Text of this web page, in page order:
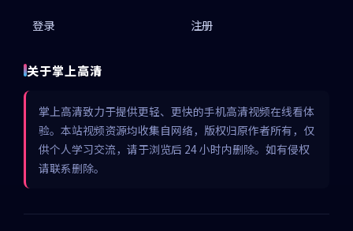
登录 注册
关于掌上高清
掌上高清致力于提供更轻、更快的手机高清视频在线看体
验。本站视频资源均收集自网络，版权归原作者所有，仅
供个人学习交流，请于浏览后 24 小时内删除。如有侵权
请联系删除。